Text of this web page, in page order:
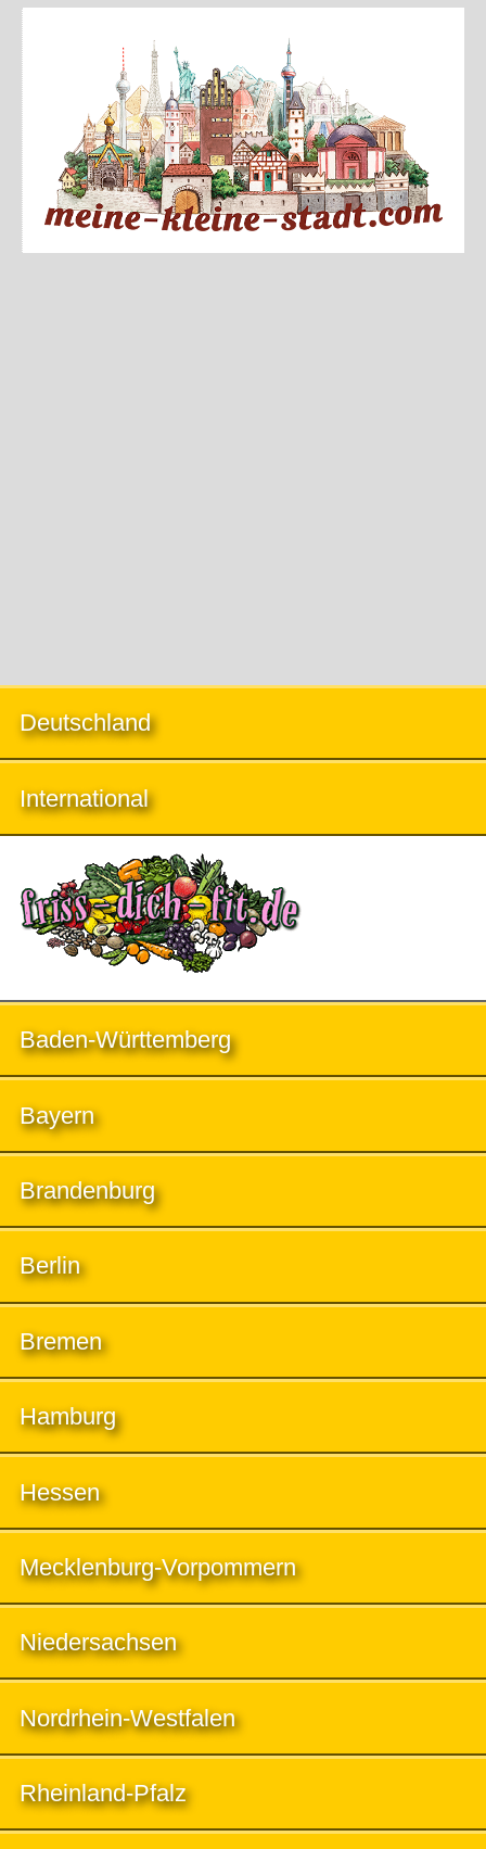
Deutschland
International
Baden-Württemberg
Bayern
Brandenburg
Berlin
Bremen
Hamburg
Hessen
Mecklenburg-Vorpommern
Niedersachsen
Nordrhein-Westfalen
Rheinland-Pfalz